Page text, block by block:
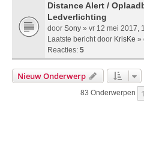
Distance Alert /
Ledverlichting
door Sony » vr 12 mei 2017,
Laatste bericht door KrisKe »
Reacties: 5
Nieuw Onderwerp
83 Onderwerpen 1